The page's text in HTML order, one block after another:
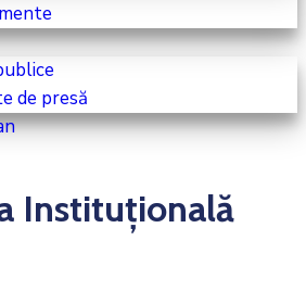
de presă
Instituțională